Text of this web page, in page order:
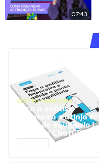
07:43
GESTÃO FINANCEIRA
Faça a análise
financeira e atinja o
ponto de equilíbrio |
Prompts ChatGPT